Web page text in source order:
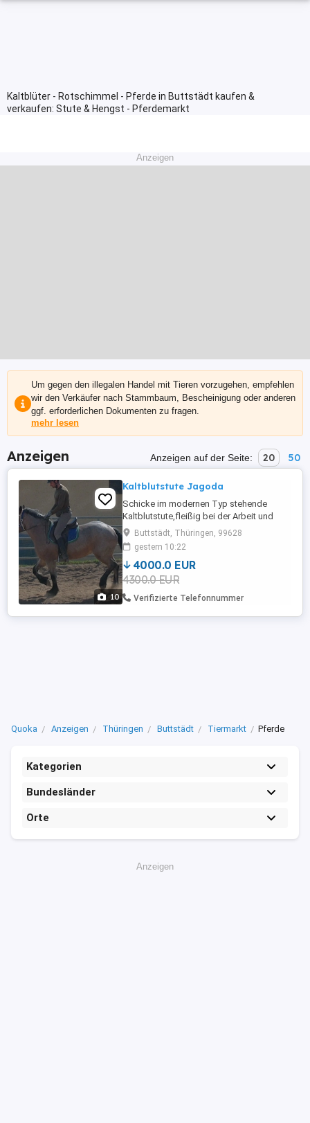
Kaltblüter - Rotschimmel - Pferde in Buttstädt kaufen &
verkaufen: Stute & Hengst - Pferdemarkt
Anzeigen
Um gegen den illegalen Handel mit Tieren vorzugehen, empfehlen
wir den Verkäufer nach Stammbaum, Bescheinigung oder anderen
ggf. erforderlichen Dokumenten zu fragen.
mehr lesen
Anzeigen Anzeigen auf der Seite: 20 50
10
Kaltblutstute Jagoda
Schicke im modernen Typ stehende
Kaltblutstute,fleißig bei der Arbeit und
leichtrittig. Jagoda ist sehr gut in allen
Gangarten auf dem Platz und in der Halle
geritten. Weiterhin ist sie problemlos allein
im Gelände und Straßenverkehr geritten.
Geländereiten,Western,Schulbetrieb
Sicher im Straßenverkehr ...
Buttstädt, Thüringen, 99628
gestern 10:22
4000.0 EUR
4300.0 EUR
Verifizierte Telefonnummer
Quoka Anzeigen Thüringen Buttstädt Tiermarkt Pferde
Kategorien
Bundesländer
Orte
Anzeigen